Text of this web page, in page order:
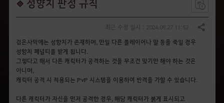
성향치 판정 규칙
공유하기
검은사막에는 성향치가 존재하며, 만일 다른 플레이어나 말 등을 죽일 경우
성향치 페널티를 받게 됩니다.
그렇다고 해서 다른 캐릭터가 공격하는 것을 무조건 맞기만 해야 하는 것은
아니며,
캐릭터 공격 시 적용되는 PvP 시스템을 이용하여 반격을 가할 수 있습니다.
다른 캐릭터가 자신을 먼저 공격한 경우, 해당 캐릭터가 붉게 표시되고